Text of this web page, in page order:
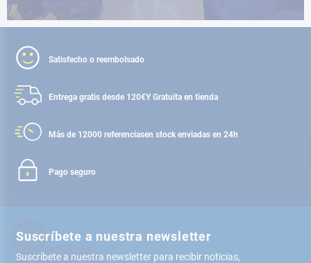
Satisfecho o reembolsado
Entrega gratis desde 120€Y Gratuita en tienda
Más de 12000 referenciasen stock enviadas en 24h
Pago seguro
Suscríbete a nuestra newsletter
Suscríbete a nuestra newsletter para recibir noticias,